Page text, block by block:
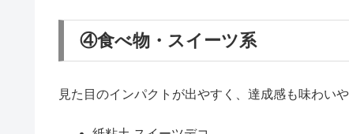
作りっぱなしで終わらず、夏休みが終わった後も